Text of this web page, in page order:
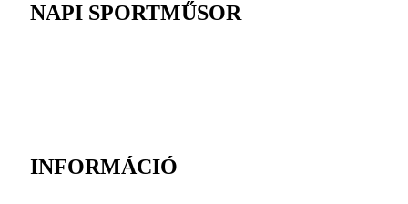
NAPI SPORTMŰSOR
INFORMÁCIÓ